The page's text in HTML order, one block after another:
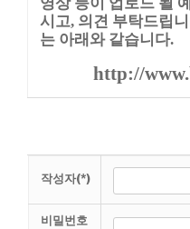
시고, 의견 부탁드립
는 아래와 같습니다.
http://
작성자(*)
비밀번호